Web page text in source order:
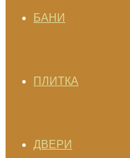
БАНИ
ПЛИТКА
ДВЕРИ